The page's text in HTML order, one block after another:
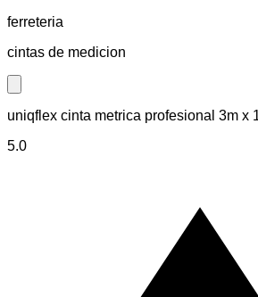
ferreteria
cintas de medicion
Close modal
uniqflex cinta metrica profesional 3m x
5.0